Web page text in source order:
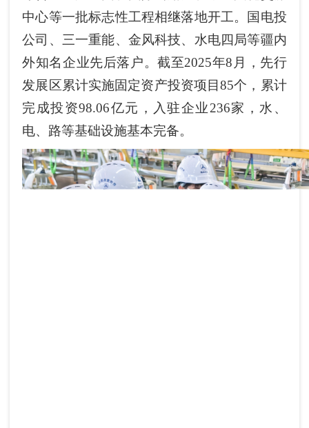
中心等一批标志性工程相继落地开工。国电投
公司、三一重能、金风科技、水电四局等疆内
外知名企业先后落户。截至2025年8月，先行
发展区累计实施固定资产投资项目85个，累计
完成投资98.06亿元，入驻企业236家，水、
电、路等基础设施基本完备。